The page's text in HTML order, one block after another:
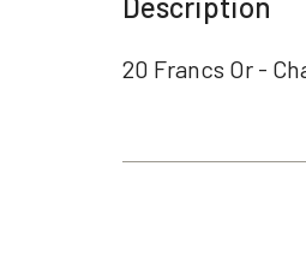
Description
20 Francs Or -